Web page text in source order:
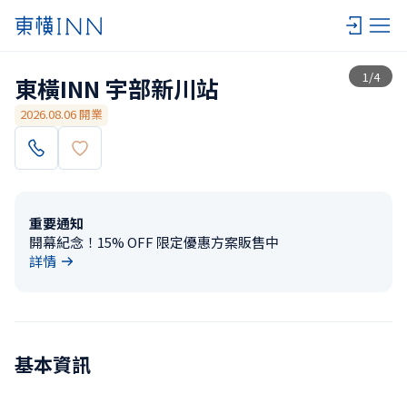
1 /4
查看一覽
東橫INN 宇部新川站
2026.08.06 開業
重要通知
開幕紀念！15% OFF 限定優惠方案販售中
詳情
基本資訊